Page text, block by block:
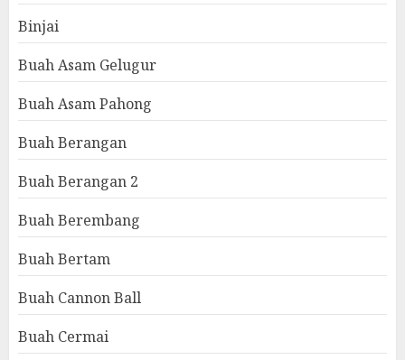
Binjai
Buah Asam Gelugur
Buah Asam Pahong
Buah Berangan
Buah Berangan 2
Buah Berembang
Buah Bertam
Buah Cannon Ball
Buah Cermai